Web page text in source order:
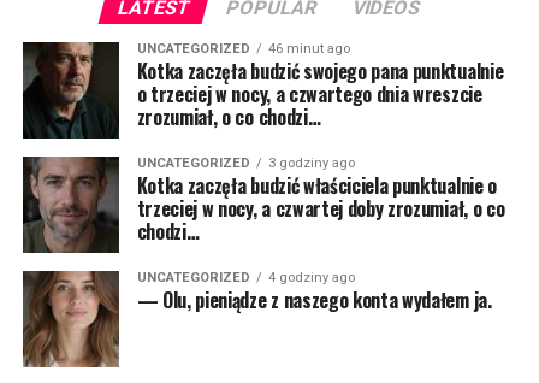
LATEST POPULAR VIDEOS
UNCATEGORIZED 46 minut ago
Kotka zaczęła budzić swojego pana punktualnie
o trzeciej w nocy, a czwartego dnia wreszcie
zrozumiał, o co chodzi…
UNCATEGORIZED 3 godziny ago
Kotka zaczęła budzić właściciela punktualnie o
trzeciej w nocy, a czwartej doby zrozumiał, o co
chodzi…
UNCATEGORIZED 4 godziny ago
— Olu, pieniądze z naszego konta wydałem ja.